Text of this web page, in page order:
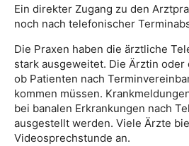
Ein direkter Zugang zu den
noch nach telefonischer
Die Praxen haben die ärztliche
stark ausgeweitet. Die Ärztin
ob Patienten nach
kommen müssen.
bei banalen Erkrankungen nach
ausgestellt werden. Viele Ärzte
Videosprechstunde an.